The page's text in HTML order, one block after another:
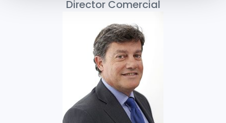
Director Comercial